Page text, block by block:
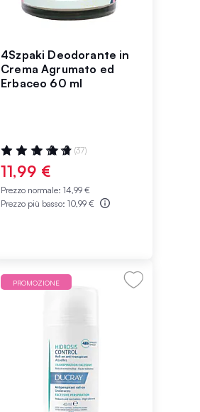
4Szpaki Deodorante in
Crema Agrumato ed
Erbaceo 60 ml
Valutazione:
97%
(37)
11,99 €
Prezzo normale: 14,99 €
Prezzo più basso: 10,99 €
PROMOZIONE